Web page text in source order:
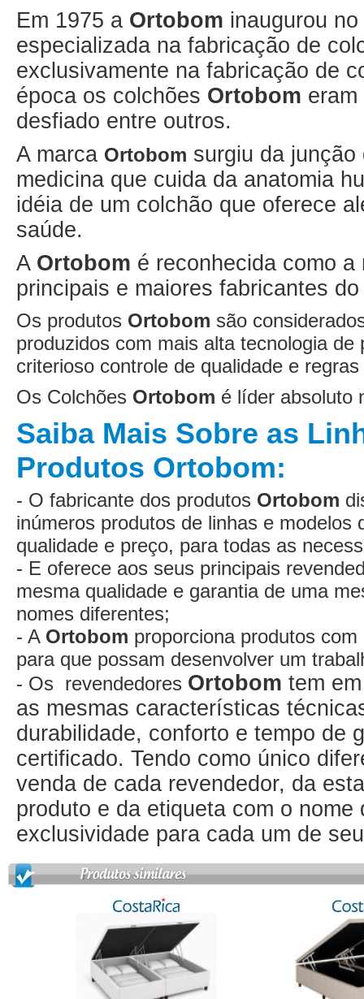
Em 1975 a Ortobom inaugurou
especializada na fabricação de
exclusivamente na fabricação de
época os colchões Ortobom
desfiado entre outros.
A marca Ortobom surgiu da
medicina que cuida da anatomia
idéia de um colchão que oferece
saúde.
A Ortobom é reconhecida como
principais e maiores fabricantes
Os produtos Ortobom são
produzidos com mais alta tecnologia
criterioso controle de qualidade e
Os Colchões Ortobom é líder absoluto
Saiba Mais Sobre as
Produtos Ortobom:
- O fabricante dos produtos Ortobom
inúmeros produtos de linhas e
qualidade e preço, para todas as
- E oferece aos seus principais
mesma qualidade e garantia de uma
nomes diferentes;
- A Ortobom proporciona produtos
para que possam desenvolver um
- Os revendedores Ortobom tem
as mesmas características
durabilidade, conforto e tempo de
certificado. Tendo como único
venda de cada revendedor, da
produto e da etiqueta com o nome
exclusividade para cada um de